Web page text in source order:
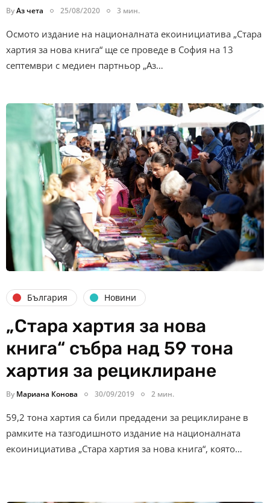
ByАз чета 25/08/2020 3 мин.
Осмото издание на националната екоинициатива „Стара
хартия за нова книга“ ще се проведе в София на 13
септември с медиен партньор „Аз…
България Новини
„Стара хартия за нова
книга“ събра над 59 тона
хартия за рециклиране
By Мариана Конова 30/09/2019 2 мин.
59,2 тона хартия са били предадени за рециклиране в
рамките на тазгодишното издание на националната
екоинициатива „Стара хартия за нова книга“, която…